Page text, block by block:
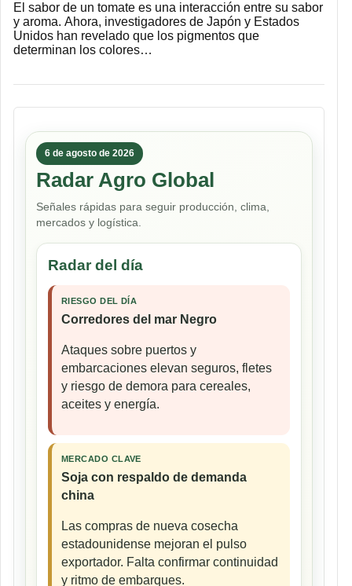
El sabor de un tomate es una interacción entre su sabor
y aroma. Ahora, investigadores de Japón y Estados
Unidos han revelado que los pigmentos que
determinan los colores…
6 de agosto de 2026
Radar Agro Global
Señales rápidas para seguir producción, clima,
mercados y logística.
Radar del día
RIESGO DEL DÍA
Corredores del mar Negro
Ataques sobre puertos y
embarcaciones elevan seguros, fletes
y riesgo de demora para cereales,
aceites y energía.
MERCADO CLAVE
Soja con respaldo de demanda
china
Las compras de nueva cosecha
estadounidense mejoran el pulso
exportador. Falta confirmar continuidad
y ritmo de embarques.